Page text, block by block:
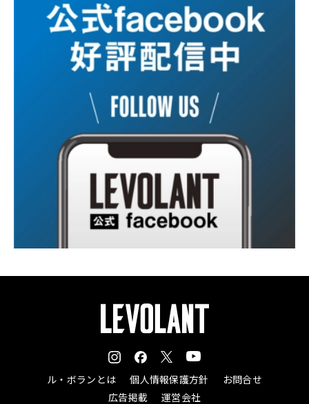
ル・ボランとは 個人情報保護方針
お問合せ
広告掲載
運営会社